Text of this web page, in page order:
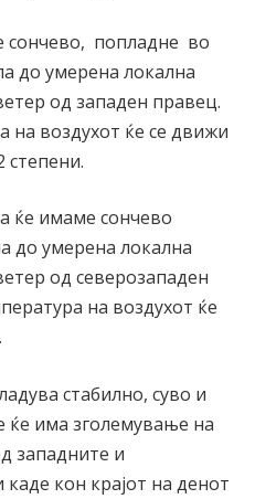
сончево, попладне во
до умерена локална
од западен правец.
на воздухот ќе се движи
степени.
ќе имаме сончево
до умерена локална
од северозападен
на воздухот ќе
стабилно, суво и
ќе има зголемување на
западните и
кон крајот на денот